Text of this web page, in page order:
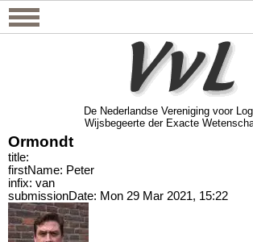
De Nederlandse Vereniging
Wijsbegeerte der Exacte
De Nederlandse Vereniging voor
Wijsbegeerte der Exacte
Ormondt
title:
firstName: Peter
infix: van
submissionDate: Mon 29 Mar 2021, 15:22